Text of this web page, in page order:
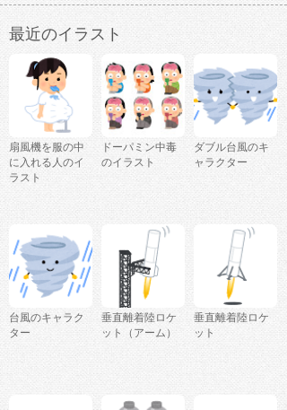
最近のイラスト
扇風機を服の中
に入れる人のイ
ラスト
ドーパミン中毒
のイラスト
ダブル台風のキ
ャラクター
台風のキャラク
ター
垂直離着陸ロケ
ット（アーム）
垂直離着陸ロケ
ット